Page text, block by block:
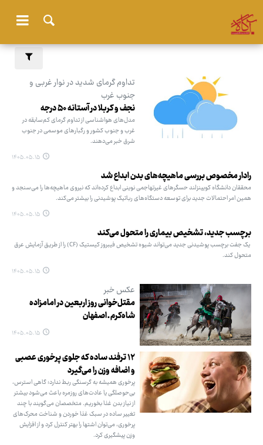
تداوم گرمای شدید در نوار غربی و
جنوب غرب
نجف و کربلا در آستانه ۵۰ درجه
مدل‌های هواشناسی از تداوم گرمای کم‌سابقه در
غرب و جنوب کشور و رگبارهای موسمی در جنوب
شرق خبر می‌دهند.
۱۴۰۵.۰۵.۱۵
رادار مخصوص بررسی ماهیچه‌های بدن ابداع شد
محققان دانشگاه کویینزلند حسگرهای غیرتهاجمی نوینی ابداع کرده‌اند که نیروی ماهیچه‌ها را می‌سنجد و
همین امر احتمالات جدید برای توسعه دستگاه‌های رباتیک پوشیدنی را بیشتر می‌کند.
۱۴۰۵.۰۵.۱۵
برچسب جدید، تشخیص بیماری را متحول می‌کند
یک جفت برچسب پوشیدنی جدید می‌تواند شیوه تشخیص فیبروز کیستیک (CF) را از طریق آزمایش عرق
متحول کند.
۱۴۰۵.۰۵.۱۵
عکس خبر
مقتل‌خوانی روز اربعین در امامزاده
شاه‌کرم ـ اصفهان
۱۴۰۵.۰۵.۱۵
۱۲ ترفند ساده که جلوی پرخوری عصبی
و اضافه ‌وزن را می‌گیرد
پرخوری همیشه به گرسنگی ربط ندارد؛ گاهی استرس،
بی‌حوصلگی یا عادت‌های روزمره باعث می‌شود بیشتر
از نیاز بدن غذا بخوریم. متخصصان می‌گویند با چند
تغییر ساده در سبک غذا خوردن و شناخت محرک‌های
پرخوری، می‌توان اشتها را بهتر کنترل کرد و از افزایش
وزن پیشگیری کرد.